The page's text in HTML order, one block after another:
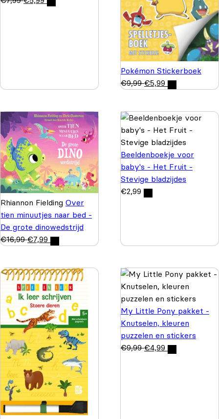
Pokémon Stickerboek
€9,99 €5,99
Rhiannon Fielding Over
tien minuutjes naar bed -
De grote dinowedstrijd
€16,99 €7,99
Beeldenboekje voor
baby's - Het Fruit -
Stevige bladzijdes
€2,99
My Little Pony pakket -
Knutselen, kleuren
puzzelen en stickers
€9,99 €4,99